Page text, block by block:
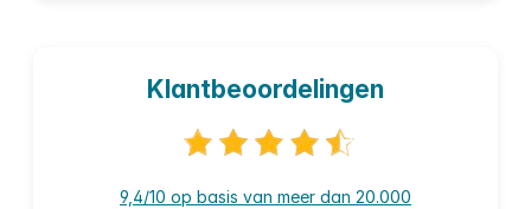
Klantbeoordelingen
9,4/10 op basis van meer dan 20.000